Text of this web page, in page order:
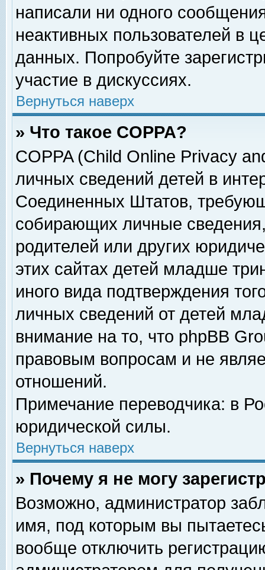
написали ни одного
неактивных пользователей в
данных. Попробуйте
участие в дискуссиях.
Вернуться наверх
» Что такое COPPA?
COPPA (Child Online Privacy
личных сведений детей в
Соединенных Штатов,
собирающих личные
родителей или других
этих сайтах детей младше
иного вида подтверждения
личных сведений от детей
внимание на то, что phpBB
правовым вопросам и не
отношений.
Примечание переводчика: в
юридической силы.
Вернуться наверх
» Почему я не могу
Возможно, администратор
имя, под которым вы
вообще отключить